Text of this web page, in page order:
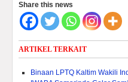
Share this news
ARTIKEL TERKAIT
Binaan LPTQ Kaltim Wakili